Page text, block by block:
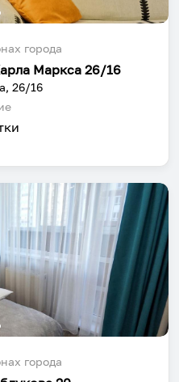
города
Маркса 26/16
26/16
города